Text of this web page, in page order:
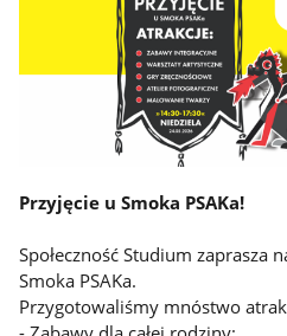
Przyjęcie u Smoka PSAKa!
Społeczność Studium zaprasza
Smoka PSAKa.
Przygotowaliśmy mnóstwo